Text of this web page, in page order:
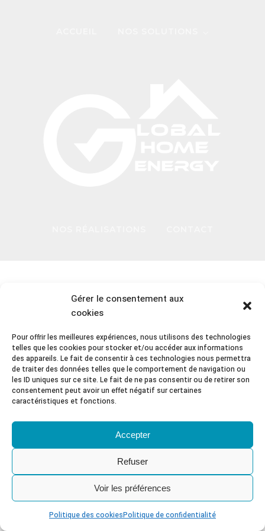
Gérer le consentement aux
cookies
Pour offrir les meilleures expériences, nous utilisons des technologies
telles que les cookies pour stocker et/ou accéder aux informations
des appareils. Le fait de consentir à ces technologies nous permettra
de traiter des données telles que le comportement de navigation ou
les ID uniques sur ce site. Le fait de ne pas consentir ou de retirer son
consentement peut avoir un effet négatif sur certaines
caractéristiques et fonctions.
Accepter
Refuser
Voir les préférences
Politique des cookiesPolitique de confidentialité